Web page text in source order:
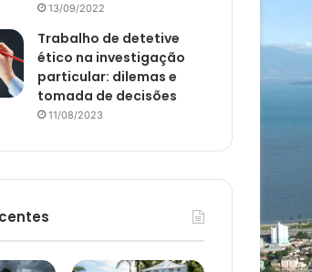
13/09/2022
Trabalho de detetive
ético na investigação
particular: dilemas e
tomada de decisões
11/08/2023